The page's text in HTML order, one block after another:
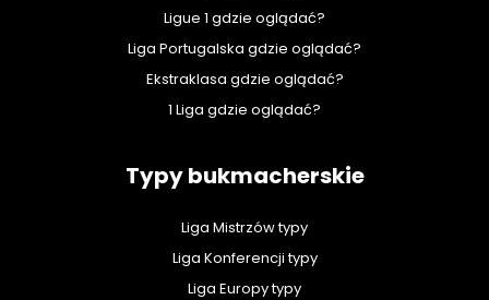
Ligue 1 gdzie oglądać?
Liga Portugalska gdzie oglądać?
Ekstraklasa gdzie oglądać?
1 Liga gdzie oglądać?
Typy bukmacherskie
Liga Mistrzów typy
Liga Konferencji typy
Liga Europy typy